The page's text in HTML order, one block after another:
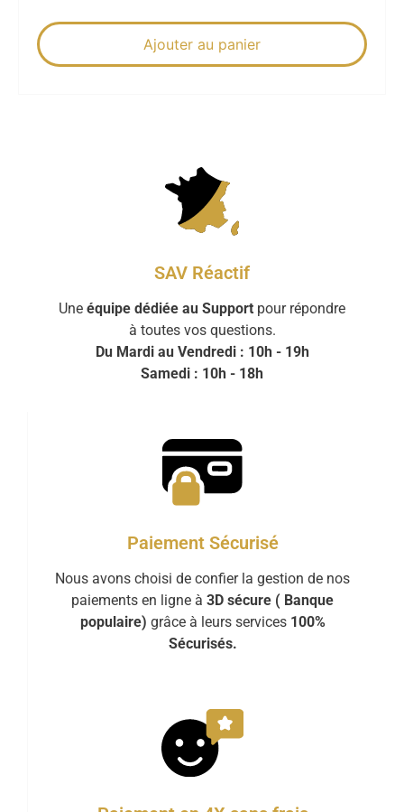
Ajouter au panier
SAV Réactif
Une équipe dédiée au Support pour répondre
à toutes vos questions.
Du Mardi au Vendredi : 10h - 19h
Samedi : 10h - 18h
Paiement Sécurisé
Nous avons choisi de confier la gestion de nos
paiements en ligne à 3D sécure ( Banque
populaire) grâce à leurs services 100%
Sécurisés.